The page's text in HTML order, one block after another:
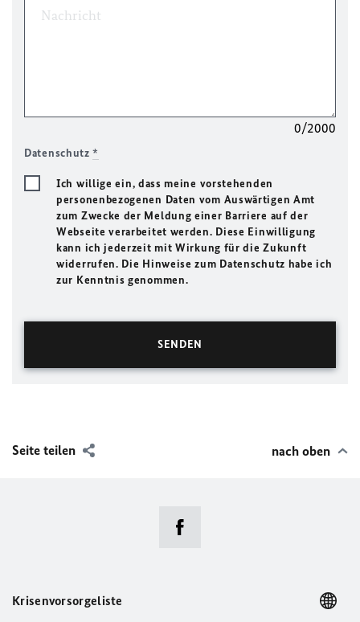
0/2000
Datenschutz*
Ich willige ein, dass meine vorstehenden
personenbezogenen Daten vom Auswärtigen Amt
zum Zwecke der Meldung einer Barriere auf der
Webseite verarbeitet werden. Diese Einwilligung
kann ich jederzeit mit Wirkung für die Zukunft
widerrufen. Die Hinweise zum Datenschutz habe ich
zur Kenntnis genommen.
Seite teilen nach oben
Krisenvorsorgeliste